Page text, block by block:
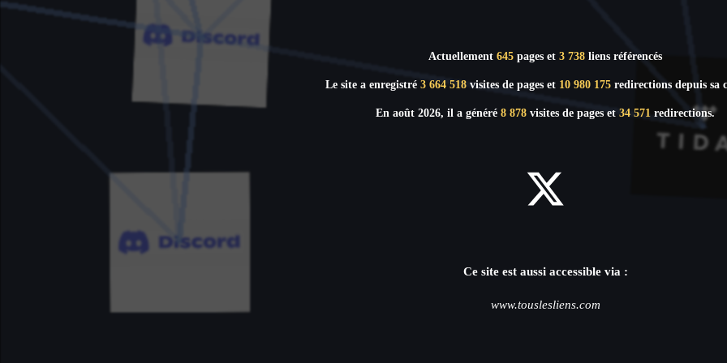
Actuellement 645 pages et 3 738 liens référencés
Le site a enregistré 3 664 518visites de pages et 10 980 175redirections depuis sa
En août 2026, il a généré 8 878 visites de pages et 34 571 redirections.
Ce site est aussi accessible via :
www.touslesliens.com